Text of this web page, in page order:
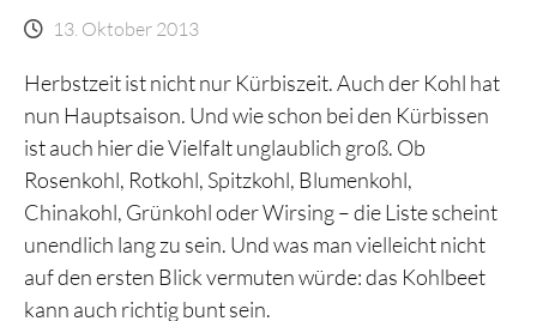
13. Oktober 2013
Herbstzeit ist nicht nur Kürbiszeit. Auch der Kohl hat
nun Hauptsaison. Und wie schon bei den Kürbissen
ist auch hier die Vielfalt unglaublich groß. Ob
Rosenkohl, Rotkohl, Spitzkohl, Blumenkohl,
Chinakohl, Grünkohl oder Wirsing – die Liste scheint
unendlich lang zu sein. Und was man vielleicht nicht
auf den ersten Blick vermuten würde: das Kohlbeet
kann auch richtig bunt sein.